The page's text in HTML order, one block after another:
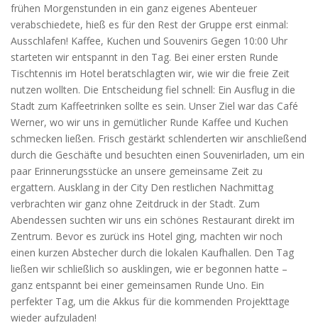
frühen Morgenstunden in ein ganz eigenes Abenteuer
verabschiedete, hieß es für den Rest der Gruppe erst einmal:
Ausschlafen! Kaffee, Kuchen und Souvenirs Gegen 10:00 Uhr
starteten wir entspannt in den Tag. Bei einer ersten Runde
Tischtennis im Hotel beratschlagten wir, wie wir die freie Zeit
nutzen wollten. Die Entscheidung fiel schnell: Ein Ausflug in die
Stadt zum Kaffeetrinken sollte es sein. Unser Ziel war das Café
Werner, wo wir uns in gemütlicher Runde Kaffee und Kuchen
schmecken ließen. Frisch gestärkt schlenderten wir anschließend
durch die Geschäfte und besuchten einen Souvenirladen, um ein
paar Erinnerungsstücke an unsere gemeinsame Zeit zu
ergattern. Ausklang in der City Den restlichen Nachmittag
verbrachten wir ganz ohne Zeitdruck in der Stadt. Zum
Abendessen suchten wir uns ein schönes Restaurant direkt im
Zentrum. Bevor es zurück ins Hotel ging, machten wir noch
einen kurzen Abstecher durch die lokalen Kaufhallen. Den Tag
ließen wir schließlich so ausklingen, wie er begonnen hatte –
ganz entspannt bei einer gemeinsamen Runde Uno. Ein
perfekter Tag, um die Akkus für die kommenden Projekttage
wieder aufzuladen!